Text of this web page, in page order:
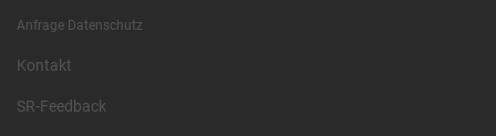
Anfrage Datenschutz
Kontakt
SR-Feedback